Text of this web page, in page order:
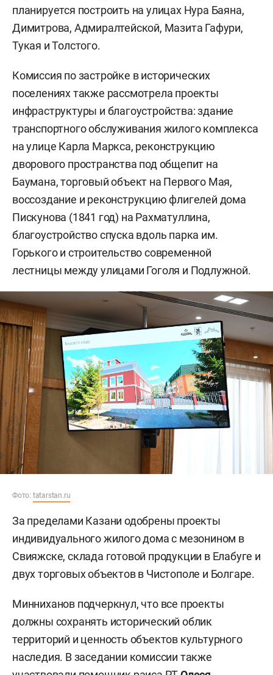
планируется построить на улицах Нура Баяна,
Димитрова, Адмиралтейской, Мазита Гафури,
Тукая и Толстого.
Комиссия по застройке в исторических
поселениях также рассмотрела проекты
инфраструктуры и благоустройства: здание
транспортного обслуживания жилого комплекса
на улице Карла Маркса, реконструкцию
дворового пространства под общепит на
Баумана, торговый объект на Первого Мая,
воссоздание и реконструкцию флигелей дома
Пискунова (1841 год) на Рахматуллина,
благоустройство спуска вдоль парка им.
Горького и строительство современной
лестницы между улицами Гоголя и Подлужной.
Фото: tatarstan.ru
За пределами Казани одобрены проекты
индивидуального жилого дома с мезонином в
Свияжске, склада готовой продукции в Елабуге и
двух торговых объектов в Чистополе и Болгаре.
Минниханов подчеркнул, что все проекты
должны сохранять исторический облик
территорий и ценность объектов культурного
наследия. В заседании комиссии также